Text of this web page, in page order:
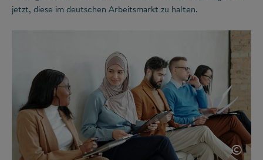
jetzt, diese im deutschen Arbeitsmarkt zu halten.
©